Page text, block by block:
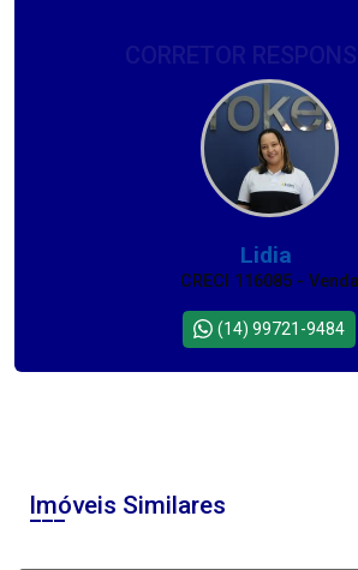
Lidia
CRECI 116085 - Venda
(14) 99721-9484
Imóveis Similares